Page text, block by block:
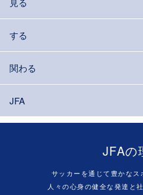
する
関わる
JFA
JFAの
サッカーを通じて豊かなス
人々の心身の健全な発達と